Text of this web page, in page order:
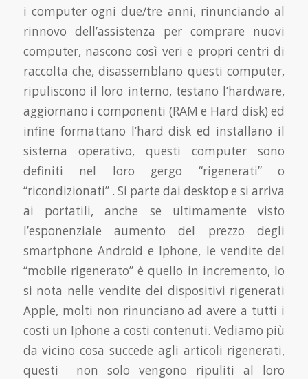
i computer ogni due/tre anni, rinunciando al
rinnovo dell’assistenza per comprare nuovi
computer, nascono così veri e propri centri di
raccolta che, disassemblano questi computer,
ripuliscono il loro interno, testano l’hardware,
aggiornano i componenti (RAM e Hard disk) ed
infine formattano l’hard disk ed installano il
sistema operativo, questi computer sono
definiti nel loro gergo “rigenerati” o
“ricondizionati” . Si parte dai desktop e si arriva
ai portatili, anche se ultimamente visto
l’esponenziale aumento del prezzo degli
smartphone Android e Iphone, le vendite del
“mobile rigenerato” è quello in incremento, lo
si nota nelle vendite dei dispositivi rigenerati
Apple, molti non rinunciano ad avere a tutti i
costi un Iphone a costi contenuti. Vediamo più
da vicino cosa succede agli articoli rigenerati,
questi non solo vengono ripuliti al loro